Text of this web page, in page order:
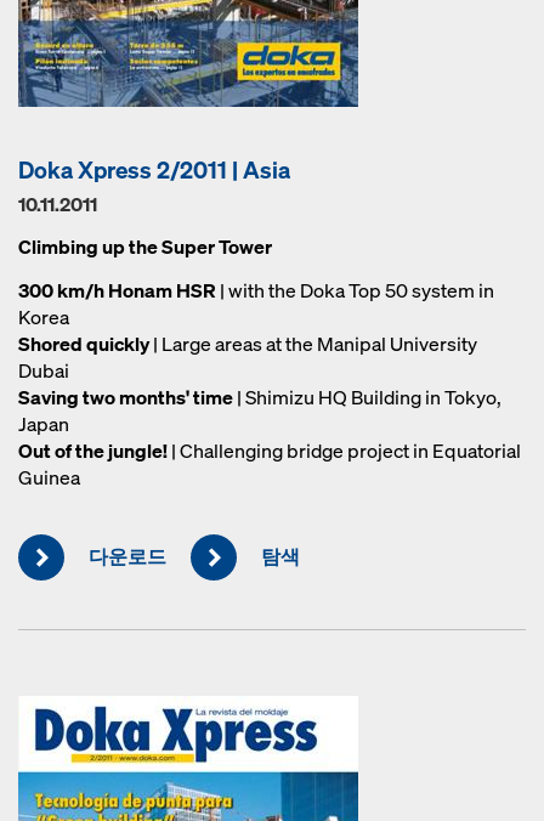
Doka Xpress 2/2011 | Asia
10.11.2011
Climbing up the Super Tower
300 km/h Honam HSR | with the Doka Top 50 system in
Korea
Shored quickly| Large areas at the Manipal University
Dubai
Saving two months' time| Shimizu HQ Building in Tokyo,
Japan
Out of the jungle!| Challenging bridge project in Equatorial
Guinea
다운로드 탐색